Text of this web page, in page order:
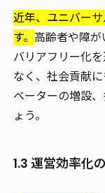
近年、ユニバー
す。 高齢者や障が
バリアフリー化
なく、社会貢献
ベーターの増設
ょう。
1.3 運営効率化